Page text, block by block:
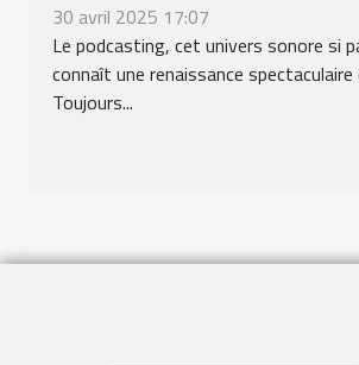
30 avril 2025 17:07
Le podcasting, cet univers sonore si
connaît une renaissance
Toujours...